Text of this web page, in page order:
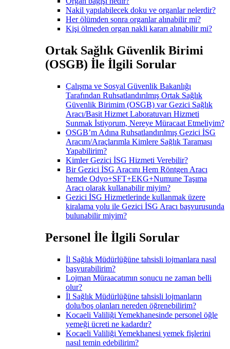
Nakil yapılabilecek doku ve organlar nelerdir?
Her ölümden sonra organlar alınabilir mi?
Kişi ölmeden organ nakli kararı alınabilir mi?
Ortak Sağlık Güvenlik Birimi
(OSGB) İle İlgili Sorular
Çalışma ve Sosyal Güvenlik Bakanlığı
Tarafından Ruhsatlandırılmış Ortak Sağlık
Güvenlik Birimim (OSGB) var Gezici Sağlık
Aracı/Basit Hizmet Laboratuvarı Hizmeti
Sunmak İstiyorum, Nereye Müracaat Etmeliyim?
OSGB’m Adına Ruhsatlandırılmış Gezici İSG
Aracım/Araçlarımla Kimlere Sağlık Taraması
Yapabilirim?
Kimler Gezici İSG Hizmeti Verebilir?
Bir Gezici İSG Aracını Hem Röntgen Aracı
hemde Odyo+SFT+EKG+Numune Taşıma
Aracı olarak kullanabilir miyim?
Gezici İSG Hizmetlerinde kullanmak üzere
kiralama yolu ile Gezici İSG Aracı başvurusunda
bulunabilir miyim?
Personel İle İlgili Sorular
İl Sağlık Müdürlüğüne tahsisli lojmanlara nasıl
başvurabilirim?
Lojman Müraacatımın sonucu ne zaman belli
olur?
İl Sağlık Müdürlüğüne tahsisli lojmanların
dolu/boş olanları nereden öğrenebilirim?
Kocaeli Valiliği Yemekhanesinde personel öğle
yemeği ücreti ne kadardır?
Kocaeli Valiliği Yemekhanesi yemek fişlerini
nasıl temin edebilirim?